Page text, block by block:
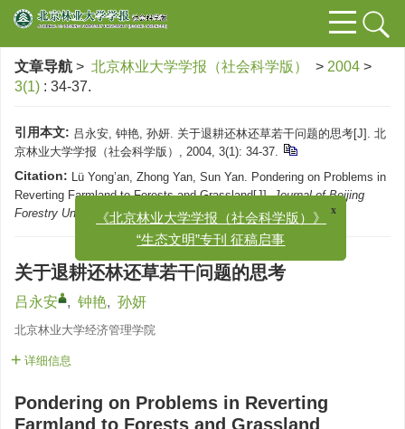
文章导航 > 北京林业大学学报（社会科学版） > 2004 >
3(1) : 34-37.
引用本文: 吕永安, 钟艳, 孙妍. 关于退耕还林还草若干问题的思考[J]. 北
京林业大学学报（社会科学版）, 2004, 3(1): 34-37.
Citation: Lü Yong’an, Zhong Yan, Sun Yan. Pondering on Problems in
Reverting Farmland to Forests and Grassland[J].Journal of Beijing
Forestry University (Social Science), 2004, 3(1): 34-37.
关于退耕还林还草若干问题的思考
吕永安 , 钟艳, 孙妍
北京林业大学经济管理学院
详细信息
Pondering on Problems in Reverting
Farmland to Forests and Grassland
x
《北京林业大学学报（社会科学版）》
“生态文明”专刊 征稿启事